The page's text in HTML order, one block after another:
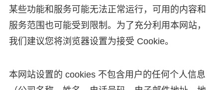
某些功能和服务可能无法正常运行，可用的内容和
服务范围也可能受到限制。为了充分利用本网站，
我们建议您将浏览器设置为接受 Cookie。
本网站设置的 cookies 不包含用户的任何个人信息